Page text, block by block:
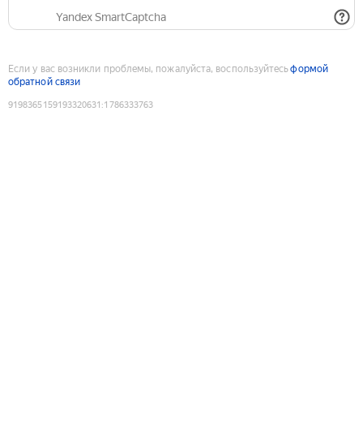
Yandex SmartCaptcha
Если у вас возникли проблемы, пожалуйста, воспользуйтесьформой
обратной связи
9198365159193320631 :1786333763